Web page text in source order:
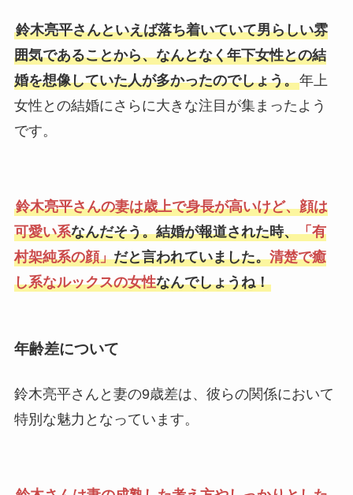
鈴木亮平さんといえば落ち着いていて男らしい雰
囲気であることから、なんとなく年下女性との結
婚を想像していた人が多かったのでしょう。年上
女性との結婚にさらに大きな注目が集まったよう
です。
鈴木亮平さんの妻は歳上で身長が高いけど、顔は
可愛い系なんだそう。結婚が報道された時、「有
村架純系の顔」だと言われていました。清楚で癒
し系なルックスの女性なんでしょうね！
年齢差について
鈴木亮平さんと妻の9歳差は、彼らの関係において
特別な魅力となっています。